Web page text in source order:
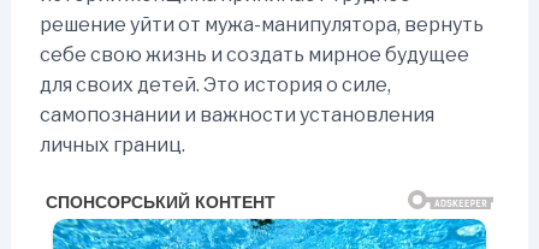
решение уйти от мужа-манипулятора, вернуть
себе свою жизнь и создать мирное будущее
для своих детей. Это история о силе,
самопознании и важности установления
личных границ.